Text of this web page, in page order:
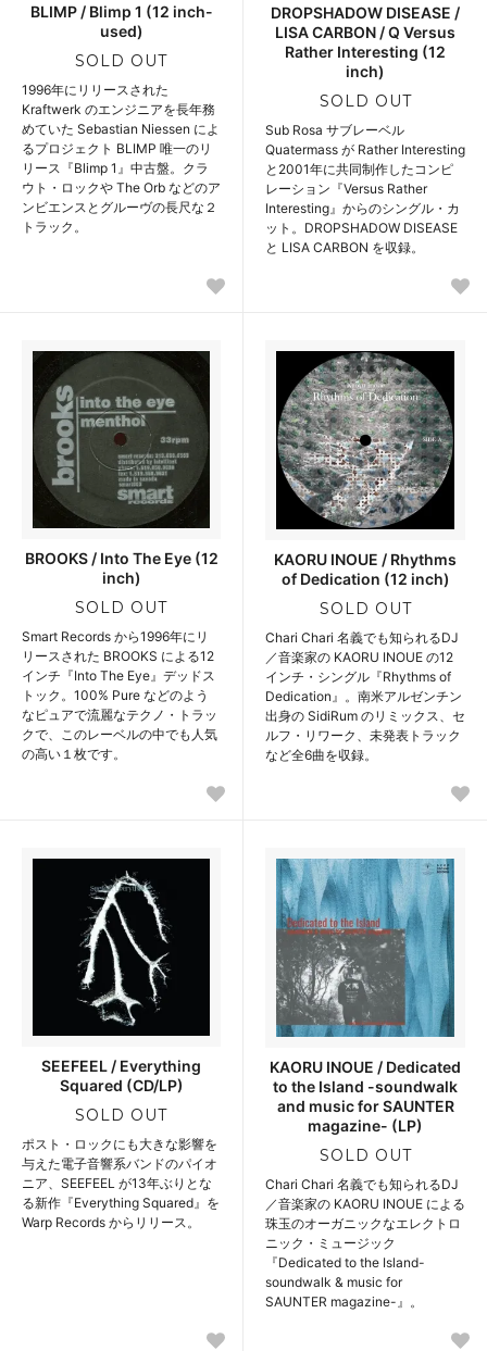
BLIMP / Blimp 1 (12 inch-
used)
SOLD OUT
1996年にリリースされた
Kraftwerk のエンジニアを長年務
めていた Sebastian Niessen によ
るプロジェクト BLIMP 唯一のリ
リース『Blimp 1』中古盤。クラ
ウト・ロックや The Orb などのア
ンビエンスとグルーヴの長尺な２
トラック。
DROPSHADOW DISEASE /
LISA CARBON / Q Versus
Rather Interesting (12
inch)
SOLD OUT
Sub Rosa サブレーベル
Quatermass が Rather Interesting
と2001年に共同制作したコンピ
レーション『Versus Rather
Interesting』からのシングル・カ
ット。DROPSHADOW DISEASE
と LISA CARBON を収録。
BROOKS / Into The Eye (12
inch)
SOLD OUT
Smart Records から1996年にリ
リースされた BROOKS による12
インチ『Into The Eye』デッドス
トック。100% Pure などのよう
なピュアで流麗なテクノ・トラッ
クで、このレーベルの中でも人気
の高い１枚です。
KAORU INOUE / Rhythms
of Dedication (12 inch)
SOLD OUT
Chari Chari 名義でも知られるDJ
／音楽家の KAORU INOUE の12
インチ・シングル『Rhythms of
Dedication』。南米アルゼンチン
出身の SidiRum のリミックス、セ
ルフ・リワーク、未発表トラック
など全6曲を収録。
SEEFEEL / Everything
Squared (CD/LP)
SOLD OUT
ポスト・ロックにも大きな影響を
与えた電子音響系バンドのパイオ
ニア、SEEFEEL が13年ぶりとな
る新作『Everything Squared』を
Warp Records からリリース。
KAORU INOUE / Dedicated
to the Island -soundwalk
and music for SAUNTER
magazine- (LP)
SOLD OUT
Chari Chari 名義でも知られるDJ
／音楽家の KAORU INOUE による
珠玉のオーガニックなエレクトロ
ニック・ミュージック
『Dedicated to the Island-
soundwalk & music for
SAUNTER magazine-』。